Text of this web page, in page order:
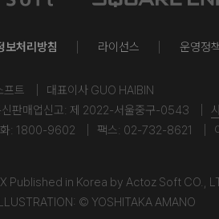
보처리방침 라이선스 운영정
프트
대표이사 GUO HAIBIN
판매업신고: 제 2022-서울중구-0543
: 1800-9602 팩스: 02-732-8621
Published in Korea by Actoz Soft CO.,
© YOSHITAKA AMANO